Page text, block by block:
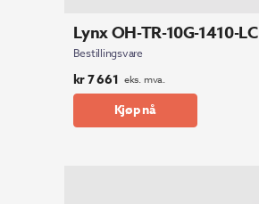
Lynx OH-TR-10G-1410-LC
Bestillingsvare
kr7 661 eks. mva.
Kjøp nå